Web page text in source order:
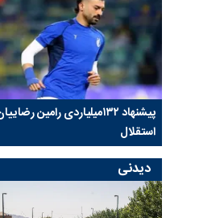
پیشنهاد ۱۳۲میلیاردی رامین
استقلال
دیدنی